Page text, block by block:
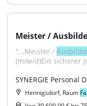
Meister /
"...Meister /
(m/w/d)Ein sicherer
SYNERGIE Personal
Hennigsdorf, Raum